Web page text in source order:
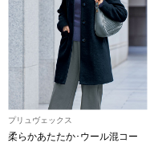
ランド
集
プリュヴェックス
柔らかあたたか･ウール混コー